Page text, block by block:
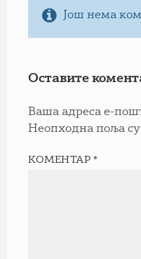
Још нема
Оставите
Ваша адреса е-
Неопходна поља су
КОМЕНТАР*